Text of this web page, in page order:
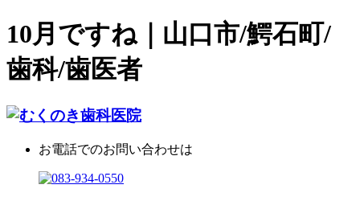
10月ですね｜山口市/鰐石町/
歯科/歯医者
お電話でのお問い合わせは